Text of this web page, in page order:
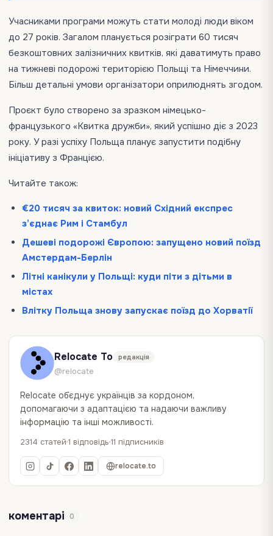
Учасниками програми можуть стати молоді люди віком
до 27 років. Загалом планується розіграти 60 тисяч
безкоштовних залізничних квитків, які даватимуть право
на тижневі подорожі територією Польщі та Німеччини.
Більш детальні умови організатори оприлюднять згодом.
Проєкт було створено за зразком німецько-
французького «Квитка дружби», який успішно діє з 2023
року. У разі успіху Польща планує запустити подібну
ініціативу з Францією.
Читайте також:
€20 тисяч за квиток: новий Східний експрес
з’єднає Рим і Стамбул
Дешеві подорожі Європою: запущено новий поїзд
Амстердам-Берлін
Літні канікули у Польщі: куди піти з дітьми в
містах
Влітку Польща знову запускає поїзд до Хорватії
Relocate To редакція
@relocate
Relocate об`єднує українців за кордоном,
допомагаючи з адаптацією та надаючи важливу
інформацію та інші можливості.
2314 статей 1 відповідь 11 підписників
relocate.to
коментарі 0